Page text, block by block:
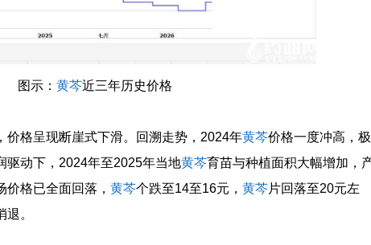
图示： 黄芩近三年历史价格
价格呈现断崖式下滑。回溯走势，2024年黄芩价格一度冲高，极
驱动下，2024年至2025年当地黄芩育苗与种植面积大幅增加，
格已全面回落， 黄芩个跌至14至16元， 黄芩片回落至20元左
。